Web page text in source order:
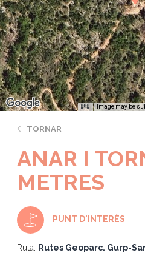
Image may be
TORNAR
ANAR I
METRES
PUNT D'INTERÈS
Ruta: Rutes Geoparc. Gurp-